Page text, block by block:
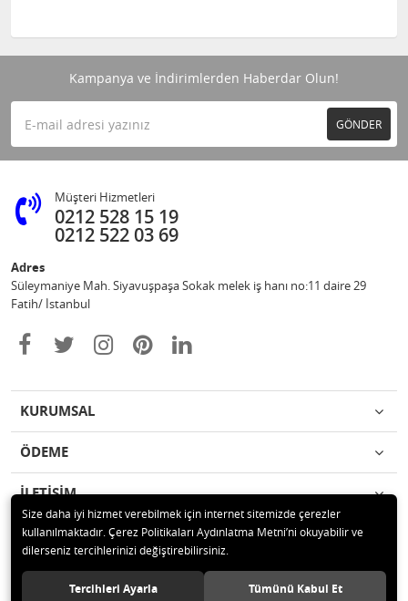
Kampanya ve İndirimlerden Haberdar Olun!
GÖNDER
Müşteri Hizmetleri
0212 528 15 19
0212 522 03 69
Adres
Süleymaniye Mah. Siyavuşpaşa Sokak melek iş hanı no:11 daire 29
Fatih/ İstanbul
KURUMSAL
ÖDEME
İLETİŞİM
© 2020 Ufuk Şaka Oyunları ve Parti Malzemeleri Merkezi Tüm hakları
saklıdır.
Size daha iyi hizmet verebilmek için internet sitemizde çerezler
kullanılmaktadır. Çerez Politikaları Aydınlatma Metni’ni okuyabilir ve
dilerseniz tercihlerinizi değiştirebilirsiniz.
Tercihleri Ayarla Tümünü Kabul Et